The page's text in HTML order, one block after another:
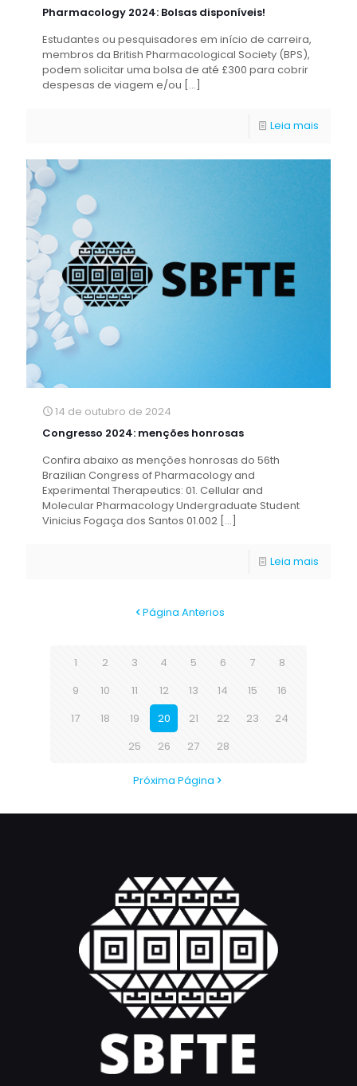
Pharmacology 2024: Bolsas disponíveis!
Estudantes ou pesquisadores em início de carreira,
membros da British Pharmacological Society (BPS),
podem solicitar uma bolsa de até £300 para cobrir
despesas de viagem e/ou […]
Leia mais
14 de outubro de 2024
Congresso 2024: menções honrosas
Confira abaixo as menções honrosas do 56th
Brazilian Congress of Pharmacology and
Experimental Therapeutics: 01. Cellular and
Molecular Pharmacology Undergraduate Student
Vinicius Fogaça dos Santos 01.002 […]
Leia mais
Página Anterios
1 2 3 4 5 6 7
8
9
10 11 12 13 14 15
16
17
18 19 20 21 22 23
24
25
26 27 28
Próxima Página